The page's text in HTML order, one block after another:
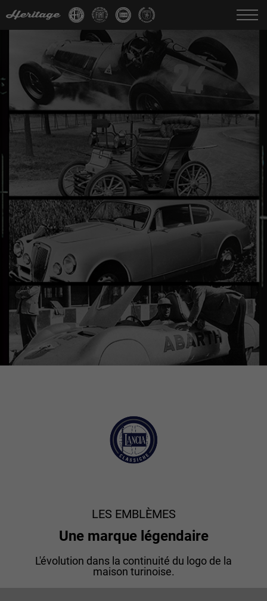
Change language: IT DE
LES EMBLÈMES
Une marque légendaire
L'évolution dans la continuité du logo de la
maison turinoise.